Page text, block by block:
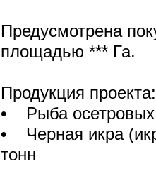
Предусмотрена
площадью *** Га.
Продукция проекта:
• Рыба осетровых
• Черная икра
тонн